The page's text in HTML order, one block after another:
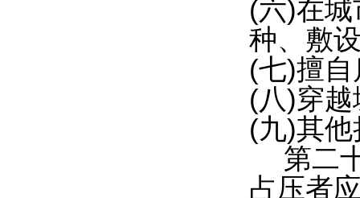
(六)在
种、敷
(七)擅
(八)穿
(九)其
第二
占压者